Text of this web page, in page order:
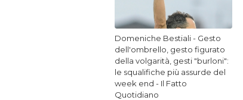
Domeniche Bestiali - Gesto
dell'ombrello, gesto figurato
della volgarità, gesti "burloni":
le squalifiche più assurde del
week end - Il Fatto
Quotidiano